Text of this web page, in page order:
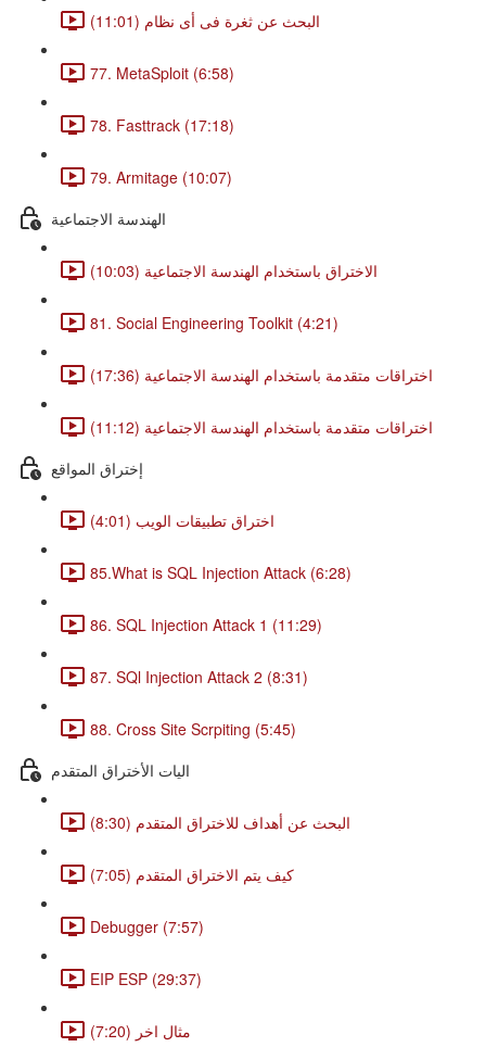
البحث عن ثغرة فى أى نظام (11:01)
77. MetaSploit (6:58)
78. Fasttrack (17:18)
79. Armitage (10:07)
الهندسة الاجتماعية
الاختراق باستخدام الهندسة الاجتماعية (10:03)
81. Social Engineering Toolkit (4:21)
اختراقات متقدمة باستخدام الهندسة الاجتماعية (17:36)
اختراقات متقدمة باستخدام الهندسة الاجتماعية (11:12)
إختراق المواقع
اختراق تطبيقات الويب (4:01)
85.What is SQL Injection Attack (6:28)
86. SQL Injection Attack 1 (11:29)
87. SQl Injection Attack 2 (8:31)
88. Cross Site Scrpiting (5:45)
اليات الأختراق المتقدم
البحث عن أهداف للاختراق المتقدم (8:30)
كيف يتم الاختراق المتقدم (7:05)
Debugger (7:57)
EIP ESP (29:37)
مثال اخر (7:20)